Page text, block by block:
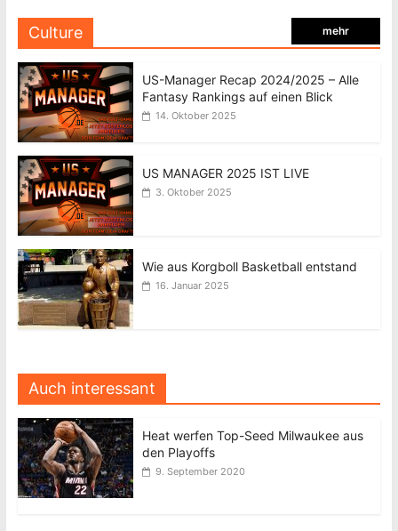
Culture mehr
US-Manager Recap 2024/2025 – Alle
Fantasy Rankings auf einen Blick
14. Oktober 2025
US MANAGER 2025 IST LIVE
3. Oktober 2025
Wie aus Korgboll Basketball entstand
16. Januar 2025
Auch interessant
Heat werfen Top-Seed Milwaukee aus
den Playoffs
9. September 2020